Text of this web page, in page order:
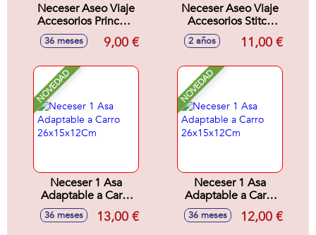
Neceser Aseo Viaje
Accesorios Princess
23.0 X 15.0 X 8.0
Cm
36 meses 9,00 €
Neceser Aseo Viaje
Accesorios Stitch
23.0 X 15.0 X 8.0
2 años 11,00 €
NOVEDAD
Neceser 1 Asa
Adaptable a Carro
26x15x12Cm
36 meses 13,00 €
NOVEDAD
Neceser 1 Asa
Adaptable a Carro
26x15x12Cm
36 meses 12,00 €